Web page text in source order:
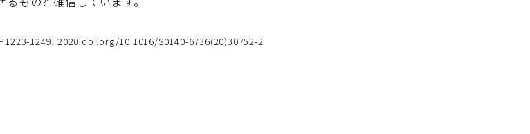
1249, 2020.doi.org/10.1016/S0140-6736(20)30752-2